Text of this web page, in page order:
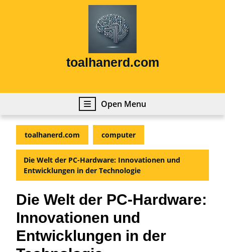
toalhanerd.com
Open Menu
toalhanerd.com computer
Die Welt der PC-Hardware: Innovationen und
Entwicklungen in der Technologie
Die Welt der PC-Hardware:
Innovationen und
Entwicklungen in der